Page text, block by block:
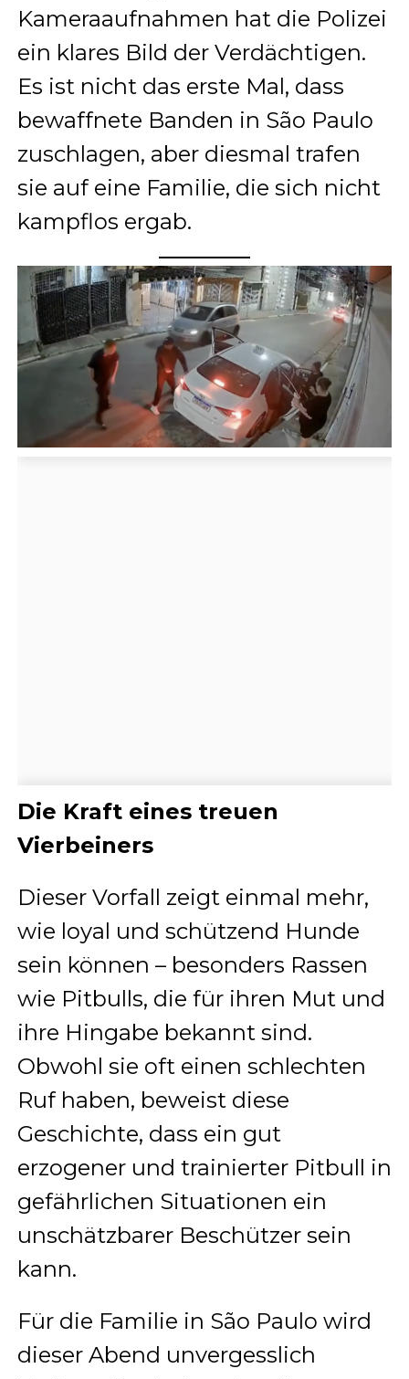
Kameraaufnahmen hat die Polizei
ein klares Bild der Verdächtigen.
Es ist nicht das erste Mal, dass
bewaffnete Banden in São Paulo
zuschlagen, aber diesmal trafen
sie auf eine Familie, die sich nicht
kampflos ergab.
Die Kraft eines treuen
Vierbeiners
Dieser Vorfall zeigt einmal mehr,
wie loyal und schützend Hunde
sein können – besonders Rassen
wie Pitbulls, die für ihren Mut und
ihre Hingabe bekannt sind.
Obwohl sie oft einen schlechten
Ruf haben, beweist diese
Geschichte, dass ein gut
erzogener und trainierter Pitbull in
gefährlichen Situationen ein
unschätzbarer Beschützer sein
kann.
Für die Familie in São Paulo wird
dieser Abend unvergesslich